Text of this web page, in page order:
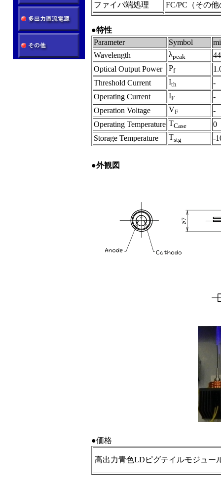
ファイバ端処理
FC/PC（その
●特性
Parameter
Symbol
Wavelength
λpeak
Optical Output Power
Pf
Threshold Current
Ith
-
Operating Current
IF
-
Operation Voltage
VF
-
Operating Temperature TCase
0
Storage Temperature
Tstg -
●外観図
●価格
高出力青色LDピグテイルモジュー